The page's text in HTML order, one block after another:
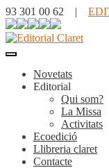
93 301 00 62 |
Novetats
Editorial
Qui som?
La Missa
Activitats
Ecoedició
Llibreria claret
Contacte